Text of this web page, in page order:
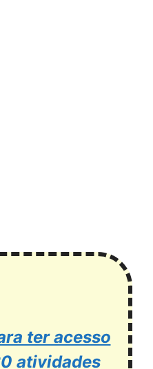
ter acesso
atividades